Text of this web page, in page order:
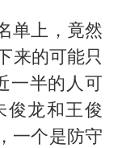
单上，竟然
来的可能只
一半的人可
俊龙和王俊
一个是防守